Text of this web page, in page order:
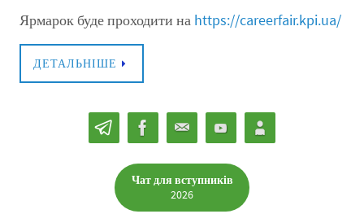
Ярмарок буде проходити на https://careerfair.kpi.ua/
ДЕТАЛЬНІШЕ
Чат для вступників
2026